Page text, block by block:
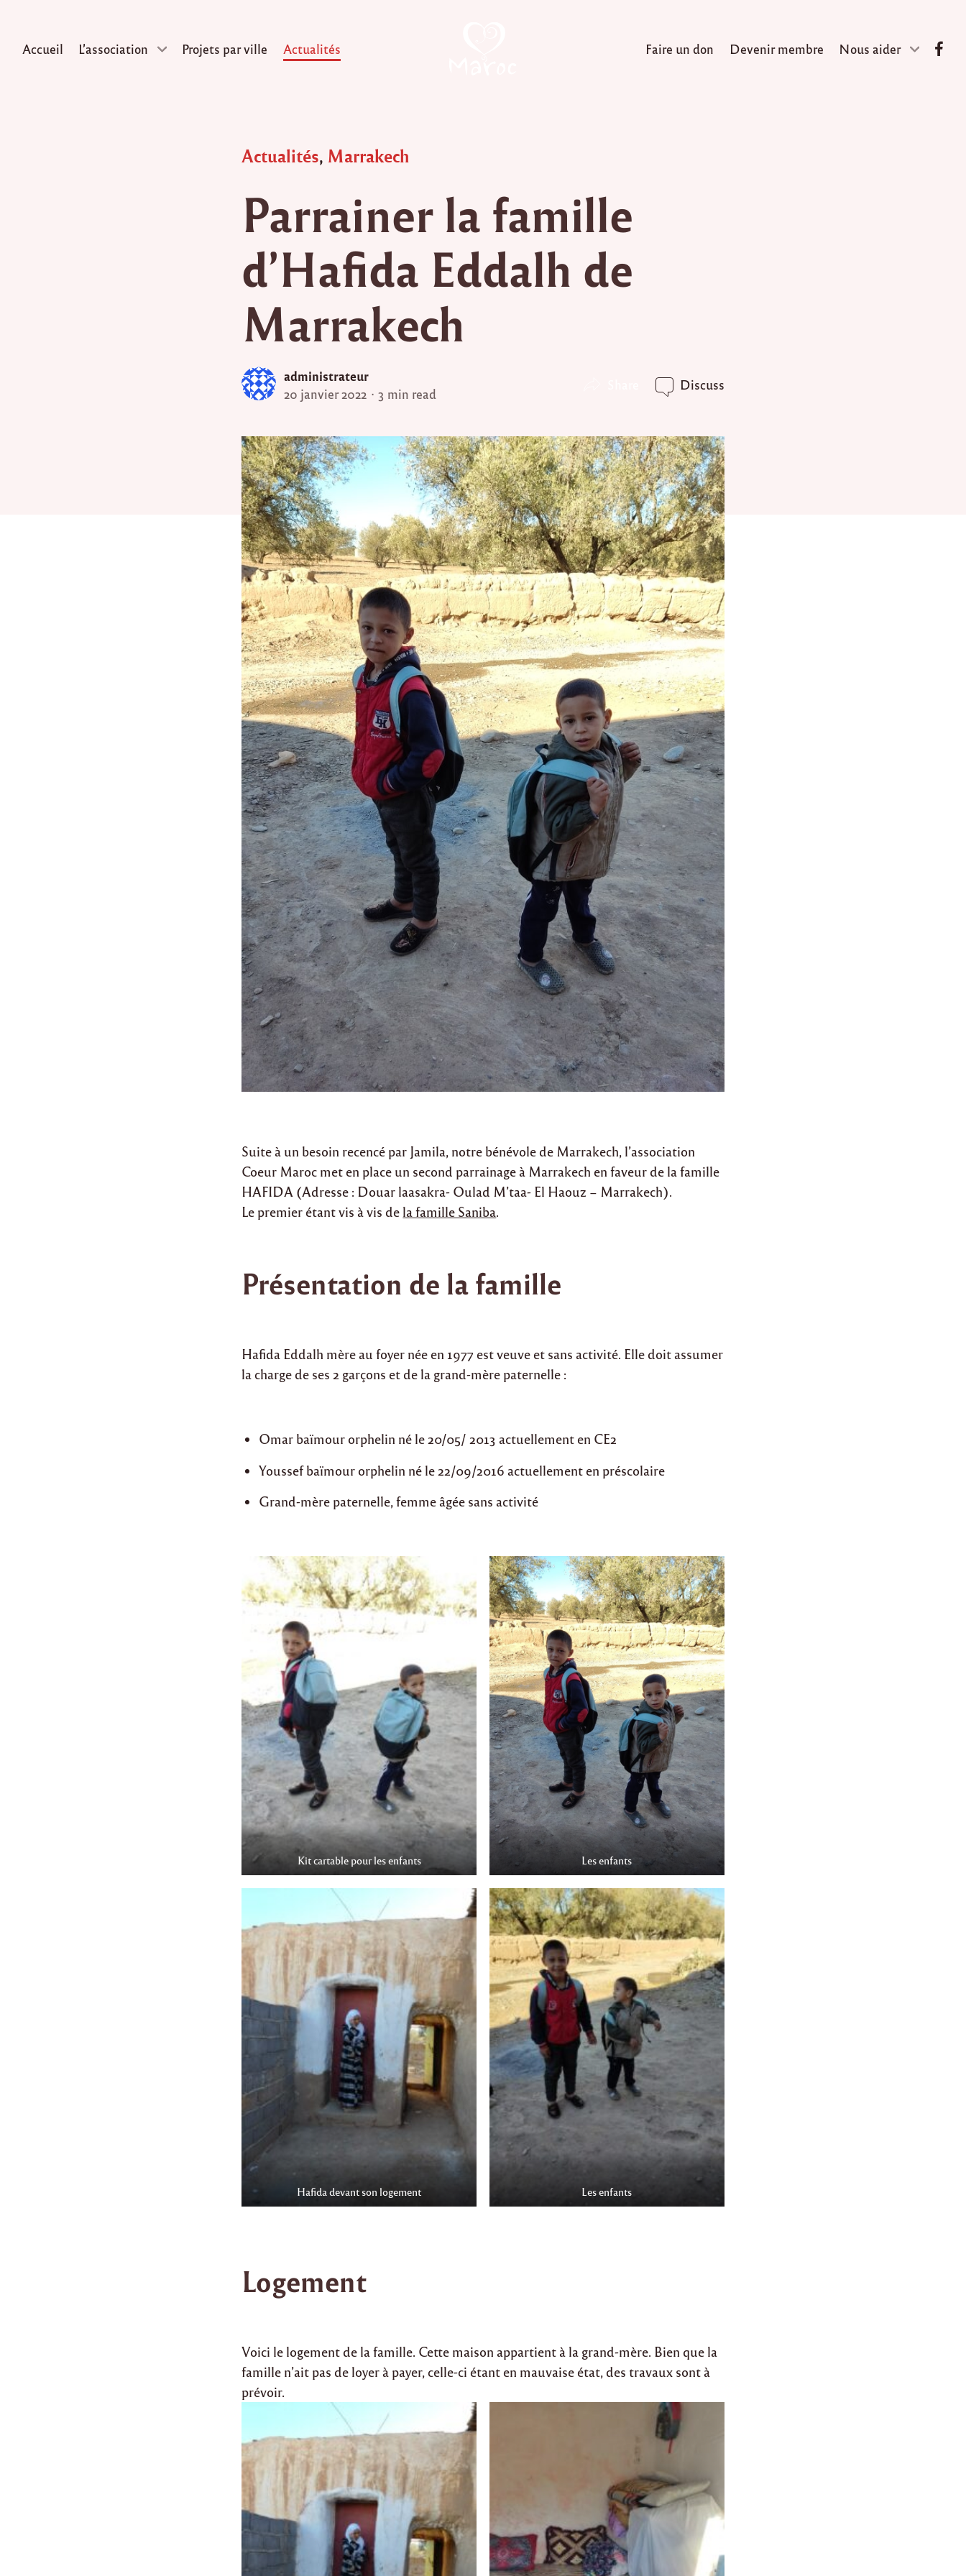
Accueil L’association Projets par ville Actualités Faire un don Devenir membre Nous aider
Posted
Actualités, Marrakech
Parrainer la famille
d’Hafida Eddalh de
Marrakech
administrateur
20 janvier 2022 3 min read
Discuss
Suite à un besoin recencé par Jamila, notre bénévole de Marrakech, l’association
Coeur Maroc met en place un second parrainage à Marrakech en faveur de la famille
HAFIDA (Adresse : Douar laasakra- Oulad M’taa- El Haouz – Marrakech).
Le premier étant vis à vis de la famille Saniba.
Présentation de la famille
Hafida Eddalh mère au foyer née en 1977 est veuve et sans activité. Elle doit assumer
la charge de ses 2 garçons et de la grand-mère paternelle :
Omar baïmour orphelin né le 20/05/ 2013 actuellement en CE2
Youssef baïmour orphelin né le 22/09/2016 actuellement en préscolaire
Grand-mère paternelle, femme âgée sans activité
Kit cartable pour les enfants Les enfants
Hafida devant son logement Les enfants
Logement
Voici le logement de la famille. Cette maison appartient à la grand-mère. Bien que la
famille n’ait pas de loyer à payer, celle-ci étant en mauvaise état, des travaux sont à
prévoir.